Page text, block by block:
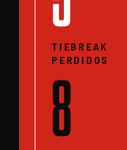
TIEBREAK
PERDIDOS
8